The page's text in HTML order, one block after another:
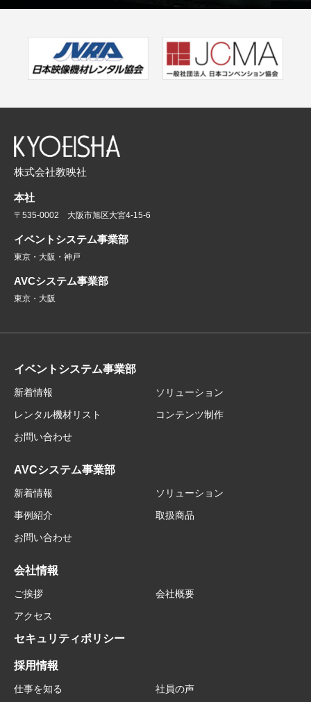
株式会社教映社
本社
〒535-0002 大阪市旭区大宮4-15-6
イベントシステム事業部
東京・大阪・神戸
AVCシステム事業部
東京・大阪
イベントシステム事業部
新着情報
ソリューション
レンタル機材リスト
コンテンツ制作
お問い合わせ
AVCシステム事業部
新着情報
ソリューション
事例紹介
取扱商品
お問い合わせ
会社情報
ご挨拶
会社概要
アクセス
セキュリティポリシー
採用情報
仕事を知る 社員の声